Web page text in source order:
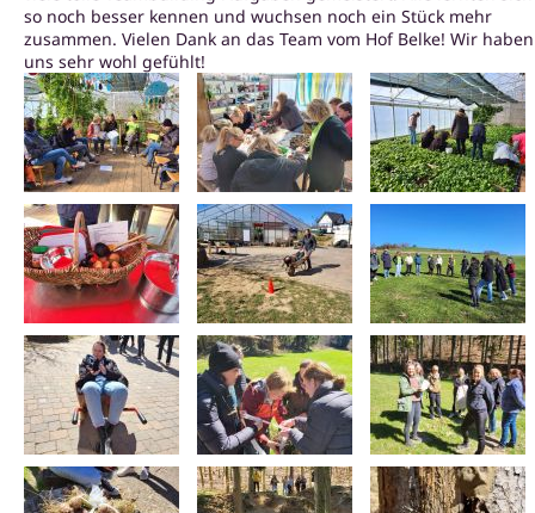
so noch besser kennen und wuchsen noch ein Stück mehr
zusammen. Vielen Dank an das Team vom Hof Belke! Wir haben
uns sehr wohl gefühlt!